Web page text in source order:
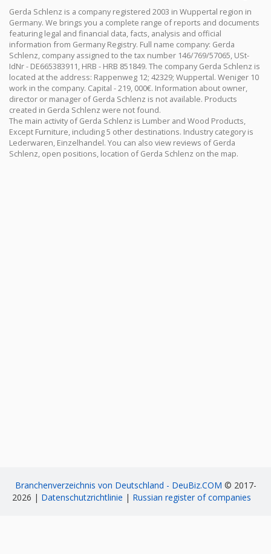
Gerda Schlenz is a company registered 2003 in Wuppertal region in
Germany. We brings you a complete range of reports and documents
featuring legal and financial data, facts, analysis and official
information from Germany Registry. Full name company: Gerda
Schlenz, company assigned to the tax number 146/769/57065, USt-
IdNr - DE665383911, HRB - HRB 851849. The company Gerda Schlenz is
located at the address: Rappenweg 12; 42329; Wuppertal. Weniger 10
work in the company. Capital - 219, 000€. Information about owner,
director or manager of Gerda Schlenz is not available. Products
created in Gerda Schlenz were not found.
The main activity of Gerda Schlenz is Lumber and Wood Products,
Except Furniture, including 5 other destinations. Industry category is
Lederwaren, Einzelhandel. You can also view reviews of Gerda
Schlenz, open positions, location of Gerda Schlenz on the map.
Branchenverzeichnis von Deutschland - DeuBiz.COM © 2017-
2026 | Datenschutzrichtlinie | Russian register of companies